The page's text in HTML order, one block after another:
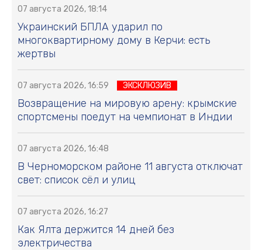
07 августа 2026, 18:14
Украинский БПЛА ударил по
многоквартирному дому в Керчи: есть
жертвы
07 августа 2026, 16:59 ЭКСКЛЮЗИВ
Возвращение на мировую арену: крымские
спортсмены поедут на чемпионат в Индии
07 августа 2026, 16:48
В Черноморском районе 11 августа отключат
свет: список сёл и улиц
07 августа 2026, 16:27
Как Ялта держится 14 дней без
электричества